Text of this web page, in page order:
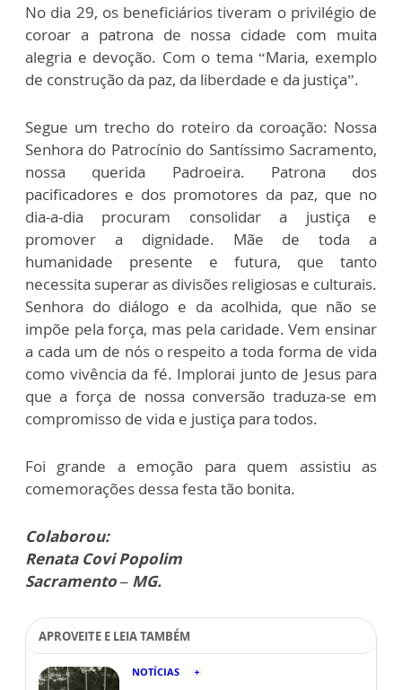
No dia 29, os beneficiários tiveram o privilégio de
coroar a patrona de nossa cidade com muita
alegria e devoção. Com o tema “Maria, exemplo
de construção da paz, da liberdade e da justiça”.
Segue um trecho do roteiro da coroação: Nossa
Senhora do Patrocínio do Santíssimo Sacramento,
nossa querida Padroeira. Patrona dos
pacificadores e dos promotores da paz, que no
dia-a-dia procuram consolidar a justiça e
promover a dignidade. Mãe de toda a
humanidade presente e futura, que tanto
necessita superar as divisões religiosas e culturais.
Senhora do diálogo e da acolhida, que não se
impõe pela força, mas pela caridade. Vem ensinar
a cada um de nós o respeito a toda forma de vida
como vivência da fé. Implorai junto de Jesus para
que a força de nossa conversão traduza-se em
compromisso de vida e justiça para todos.
Foi grande a emoção para quem assistiu as
comemorações dessa festa tão bonita.
Colaborou:
Renata Covi Popolim
Sacramento – MG.
APROVEITE E LEIA TAMBÉM
NOTÍCIAS